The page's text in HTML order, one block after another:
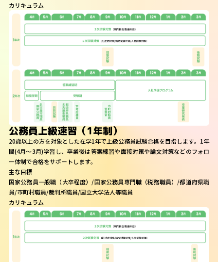
カリキュラム
公務員上級速習（1年制）
20歳以上の方を対象とした在学1年で上級公務員試験合格を目指します。1年
間(4月～3月)学習し、卒業後は答案練習や面接対策や論文対策などのフォロ
ー体制で合格をサポートします。
主な目標
国家公務員一般職（大卒程度）/国家公務員専門職（税務職員）/都道府県職
員/市町村職員/裁判所職員/国立大学法人等職員
カリキュラム